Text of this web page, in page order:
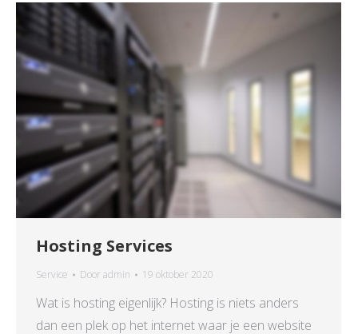
Hosting Services
Service Dooradmin 19 oktober 2020
Wat is hosting eigenlijk? Hosting is niets anders
dan een plek op het internet waar je een website